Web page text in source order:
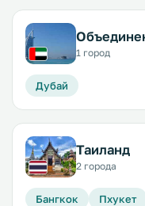
1 город
Дубай
Таиланд
2 города
Бангкок Пхукет